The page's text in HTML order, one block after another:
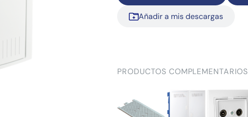
Añadir a mis descargas
PRODUCTOS COMPLEMENTARIOS